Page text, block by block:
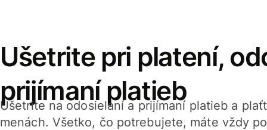
Ušetrite pri platení,
prijímaní platieb
Ušetrite na odosielaní a prijímaní platieb a
menách. Všetko, čo potrebujete, máte vždy